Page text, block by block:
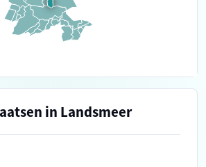
in Landsmeer